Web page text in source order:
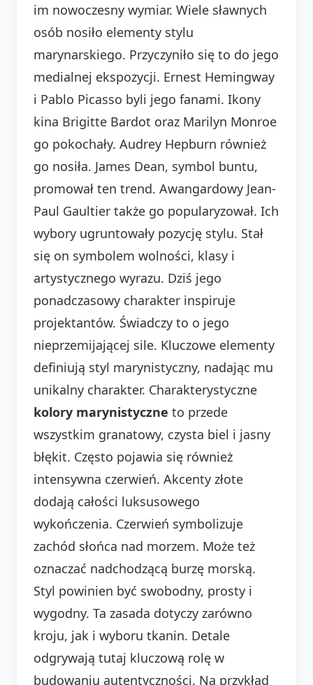
im nowoczesny wymiar. Wiele sławnych
osób nosiło elementy stylu
marynarskiego. Przyczyniło się to do jego
medialnej ekspozycji. Ernest Hemingway
i Pablo Picasso byli jego fanami. Ikony
kina Brigitte Bardot oraz Marilyn Monroe
go pokochały. Audrey Hepburn również
go nosiła. James Dean, symbol buntu,
promował ten trend. Awangardowy Jean-
Paul Gaultier także go popularyzował. Ich
wybory ugruntowały pozycję stylu. Stał
się on symbolem wolności, klasy i
artystycznego wyrazu. Dziś jego
ponadczasowy charakter inspiruje
projektantów. Świadczy to o jego
nieprzemijającej sile. Kluczowe elementy
definiują styl marynistyczny, nadając mu
unikalny charakter. Charakterystyczne
kolory marynistyczne to przede
wszystkim granatowy, czysta biel i jasny
błękit. Często pojawia się również
intensywna czerwień. Akcenty złote
dodają całości luksusowego
wykończenia. Czerwień symbolizuje
zachód słońca nad morzem. Może też
oznaczać nadchodzącą burzę morską.
Styl powinien być swobodny, prosty i
wygodny. Ta zasada dotyczy zarówno
kroju, jak i wyboru tkanin. Detale
odgrywają tutaj kluczową rolę w
budowaniu autentyczności. Na przykład